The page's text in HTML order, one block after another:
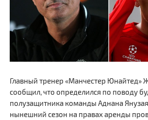
Главный тренер «Манчестер
сообщил, что определился по поводу
полузащитника команды Аднана
нынешний сезон на правах аренды